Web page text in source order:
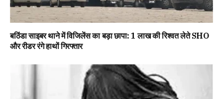
बठिंडा साइबर थाने में विजिलेंस का बड़ा छापा: 1 लाख की रिश्वत लेते SHO
और रीडर रंगे हाथों गिरफ्तार